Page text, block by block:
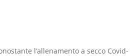
l’allenamento a secco Covid-